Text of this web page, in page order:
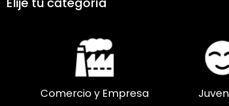
Comercio y Empresa